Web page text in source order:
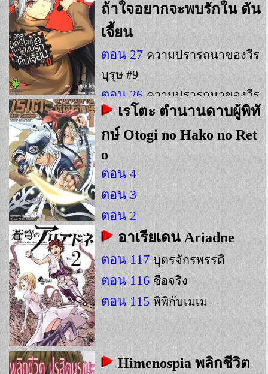
ถ้าใจอยากจะพบรักใน ดัน
เจี้ยน
ตอน 27 ความปรารถนาของวีร
บุรุษ #9
ตอน 26 ความปรารถนาของวีร
บุรุษ #8
ตอน 25 ความปรารถนาของวีรบุรุษ #7
เรโตะ ตำนานดาบผู้พิทั
กษ์ Otogi no Hako no Ret
o
ตอน 4
ตอน 3
ตอน 2
อาเรียเดน Ariadne
ตอน 117 บุตรจักรพรรดิ
ตอน 116 ชื่อจริง
ตอน 115 พิพิกับเมเม
Himenospia พลิกชีวิต